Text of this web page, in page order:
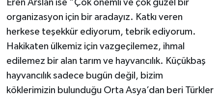
Eren Arslan ise “Çok önemli ve çok güzel bir
organizasyon için bir aradayız. Katkı veren
herkese teşekkür ediyorum, tebrik ediyorum.
Hakikaten ülkemiz için vazgeçilemez, ihmal
edilemez bir alan tarım ve hayvancılık. Küçükbaş
hayvancılık sadece bugün değil, bizim
köklerimizin bulunduğu Orta Asya’dan beri Türkler